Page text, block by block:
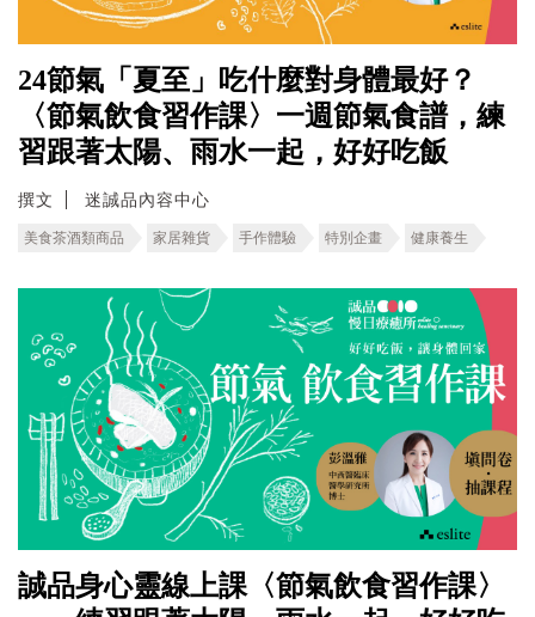
24節氣「夏至」吃什麼對身體最好？
〈節氣飲食習作課〉一週節氣食譜，練
習跟著太陽、雨水一起，好好吃飯
撰文 迷誠品內容中心
美食茶酒類商品 家居雜貨 手作體驗 特別企畫 健康養生
誠品身心靈線上課〈節氣飲食習作課〉